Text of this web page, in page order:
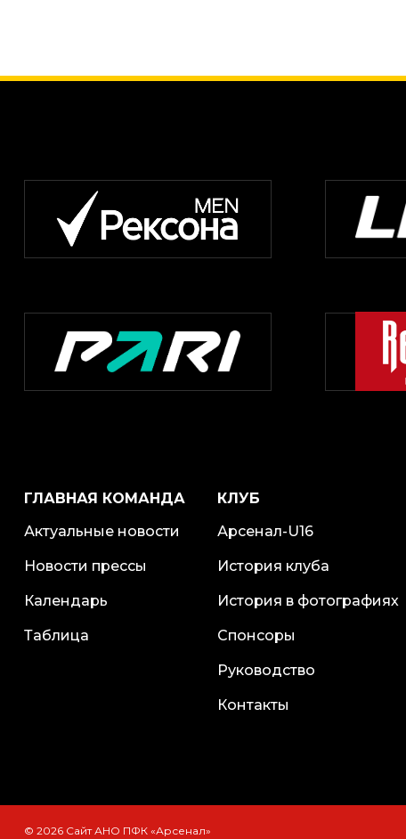
ГЛАВНАЯ КОМАНДА
Актуальные новости
Новости прессы
Календарь
Таблица
КЛУБ
Арсенал-U16
История клуба
История в фотографиях
Спонсоры
Руководство
Контакты
© 2026 Сайт АНО ПФК «Арсенал»